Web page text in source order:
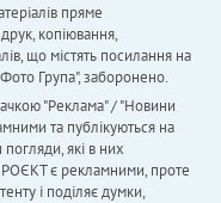
пряме
копіювання,
що містять посилання на
Група", заборонено.
"Реклама" / "Новини
та публікуються на
які в них
є рекламними, проте
і поділяє думки,